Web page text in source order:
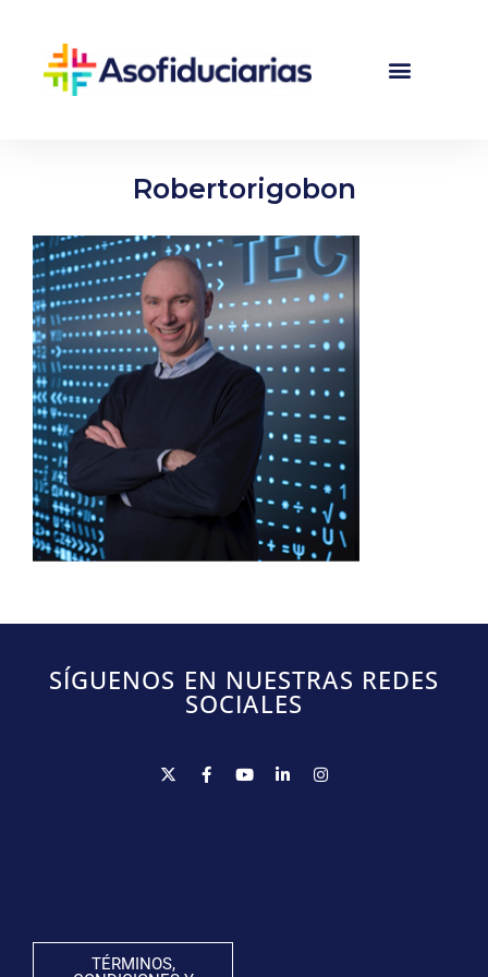
Robertorigobon
SÍGUENOS EN NUESTRAS REDES
SOCIALES
TÉRMINOS,